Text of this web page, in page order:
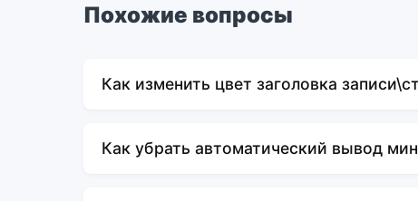
Похожие вопросы
Как изменить цвет заголовка
Как убрать автоматический вывод